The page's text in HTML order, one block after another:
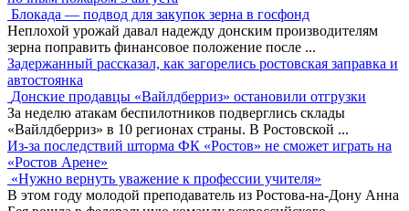
Блокада — подвод для закупок зерна в госфонд
Неплохой урожай давал надежду донским производителям
зерна поправить финансовое положение после ...
Задержанный рассказал, как загорелись ростовская заправка и
автостоянка
Донские продавцы «Вайлдберриз» остановили отгрузки
За неделю атакам беспилотников подверглись склады
«Вайлдберриз» в 10 регионах страны. В Ростовской ...
Из-за последствий шторма ФК «Ростов» не сможет играть на
«Ростов Арене»
«Нужно вернуть уважение к профессии учителя»
В этом году молодой преподаватель из Ростова-на-Дону Анна